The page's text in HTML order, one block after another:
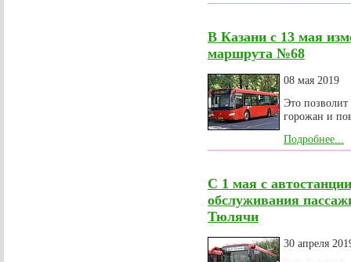
В Казани с 13 мая
маршрута №68
08 мая 2019
Это
горожан и
Подробнее...
С 1 мая с
обслуживания
Тюлячи
30 апреля